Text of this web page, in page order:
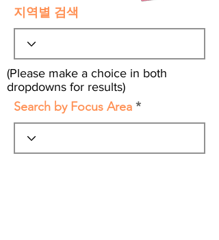
지역별 검색
(Please make a choice in both
dropdowns for results)
Search by Focus Area